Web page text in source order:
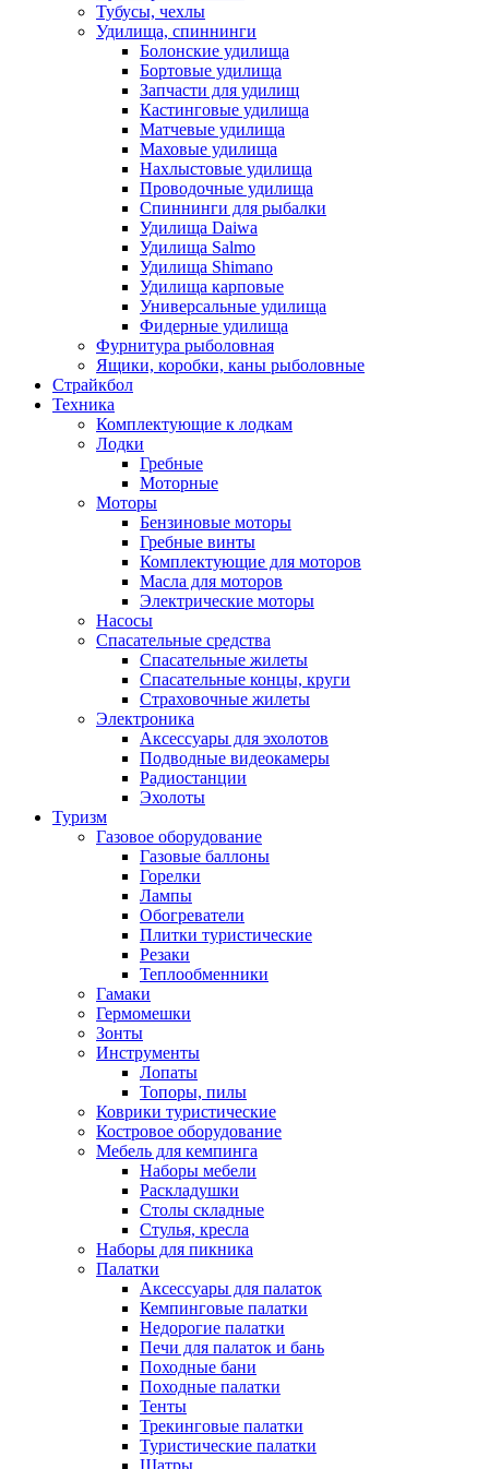
Тубусы, чехлы
Удилища, спиннинги
Болонские удилища
Бортовые удилища
Запчасти для удилищ
Кастинговые удилища
Матчевые удилища
Маховые удилища
Нахлыстовые удилища
Проводочные удилища
Спиннинги для рыбалки
Удилища Daiwa
Удилища Salmo
Удилища Shimano
Удилища карповые
Универсальные удилища
Фидерные удилища
Фурнитура рыболовная
Ящики, коробки, каны рыболовные
Страйкбол
Техника
Комплектующие к лодкам
Лодки
Гребные
Моторные
Моторы
Бензиновые моторы
Гребные винты
Комплектующие для моторов
Масла для моторов
Электрические моторы
Насосы
Спасательные средства
Спасательные жилеты
Спасательные концы, круги
Страховочные жилеты
Электроника
Аксессуары для эхолотов
Подводные видеокамеры
Радиостанции
Эхолоты
Туризм
Газовое оборудование
Газовые баллоны
Горелки
Лампы
Обогреватели
Плитки туристические
Резаки
Теплообменники
Гамаки
Гермомешки
Зонты
Инструменты
Лопаты
Топоры, пилы
Коврики туристические
Костровое оборудование
Мебель для кемпинга
Наборы мебели
Раскладушки
Столы складные
Стулья, кресла
Наборы для пикника
Палатки
Аксессуары для палаток
Кемпинговые палатки
Недорогие палатки
Печи для палаток и бань
Походные бани
Походные палатки
Тенты
Трекинговые палатки
Туристические палатки
Шатры